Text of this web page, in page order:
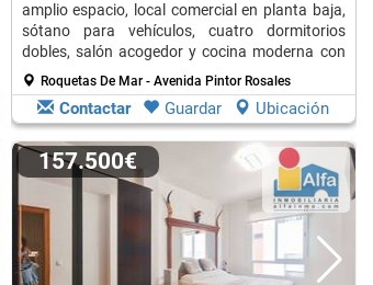
amplio espacio, local comercial en planta baja,
sótano para vehículos, cuatro dormitorios
dobles, salón acogedor y cocina moderna con
patio.Roquetas De Mar - Avenida Pintor Rosales
Contactar Guardar Ubicación
157.500€